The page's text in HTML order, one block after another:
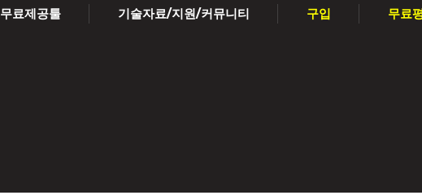
무료제공툴 기술자료/지원/커뮤니티 구입 무료